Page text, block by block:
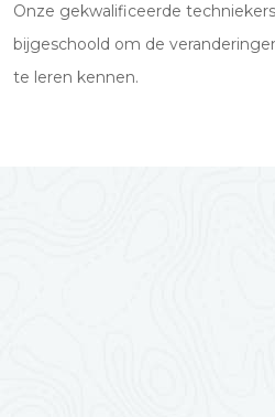
Onze gekwalificeerde
bijgeschoold om de
te leren kennen.